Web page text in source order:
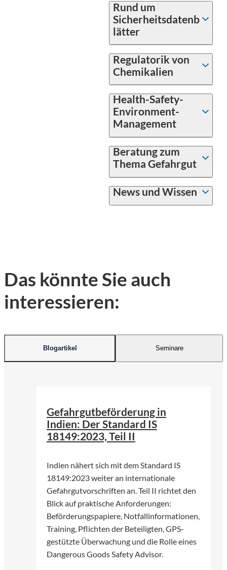
Rund um
Sicherheitsdatenb
lätter
Regulatorik von
Chemikalien
Health-Safety-
Environment-
Management
Beratung zum
Thema Gefahrgut
News und Wissen
Das könnte Sie auch
interessieren:
Blogartikel Seminare
Gefahrgutbeförderung in
Indien: Der Standard IS
18149:2023, Teil II
Indien nähert sich mit dem Standard IS
18149:2023 weiter an internationale
Gefahrgutvorschriften an. Teil II richtet den
Blick auf praktische Anforderungen:
Beförderungspapiere, Notfallinformationen,
Training, Pflichten der Beteiligten, GPS-
gestützte Überwachung und die Rolle eines
Dangerous Goods Safety Advisor.